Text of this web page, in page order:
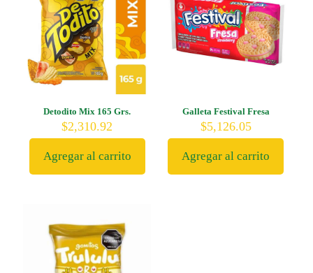
Detodito Mix 165 Grs.
$2,310.92
Agregar al carrito
Galleta Festival Fresa
$5,126.05
Agregar al carrito